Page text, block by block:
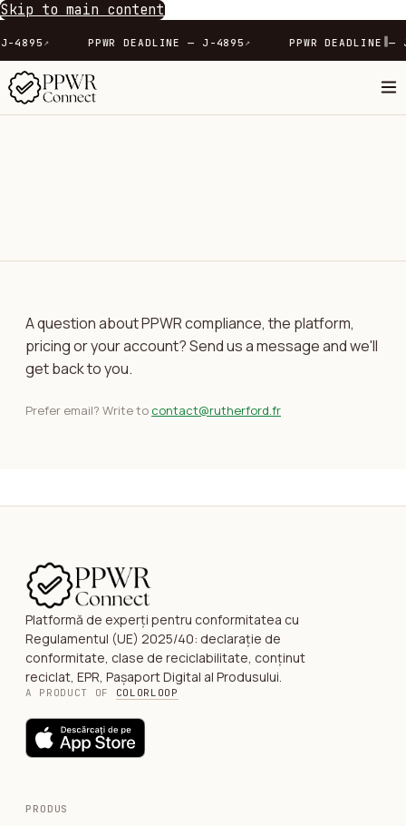
Skip to main content
J-4895 PPWR DEADLINE — J-4895 PPWR ∥
A question about PPWR compliance, the platform,
pricing or your account? Send us a message and we'll
get back to you.
Prefer email? Write to contact@rutherford.fr
Platformă de experți pentru conformitatea cu
Regulamentul (UE) 2025/40: declarație de
conformitate, clase de reciclabilitate, conținut
reciclat, EPR, Pașaport Digital al Produsului.
A PRODUCT OF COLORLOOP
PRODUS